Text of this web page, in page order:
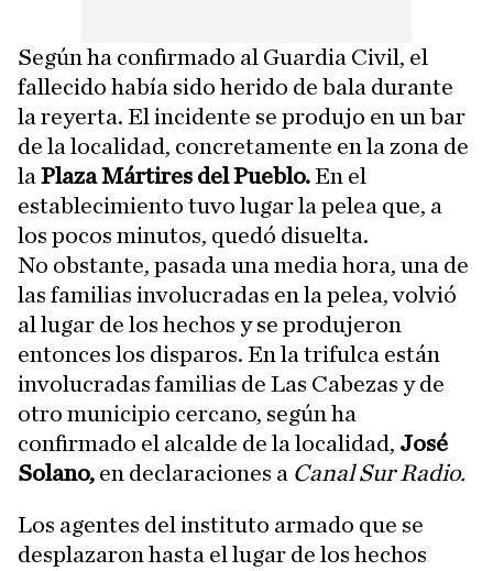
Según ha confirmado al Guardia Civil, el
fallecido había sido herido de bala durante
la reyerta. El incidente se produjo en un bar
de la localidad, concretamente en la zona de
la Plaza Mártires del Pueblo.En el
establecimiento tuvo lugar la pelea que, a
los pocos minutos, quedó disuelta.
No obstante, pasada una media hora, una de
las familias involucradas en la pelea, volvió
al lugar de los hechos y se produjeron
entonces los disparos. En la trifulca están
involucradas familias de Las Cabezas y de
otro municipio cercano, según ha
confirmado el alcalde de la localidad, José
Solano, en declaraciones a Canal Sur Radio.
Los agentes del instituto armado que se
desplazaron hasta el lugar de los hechos